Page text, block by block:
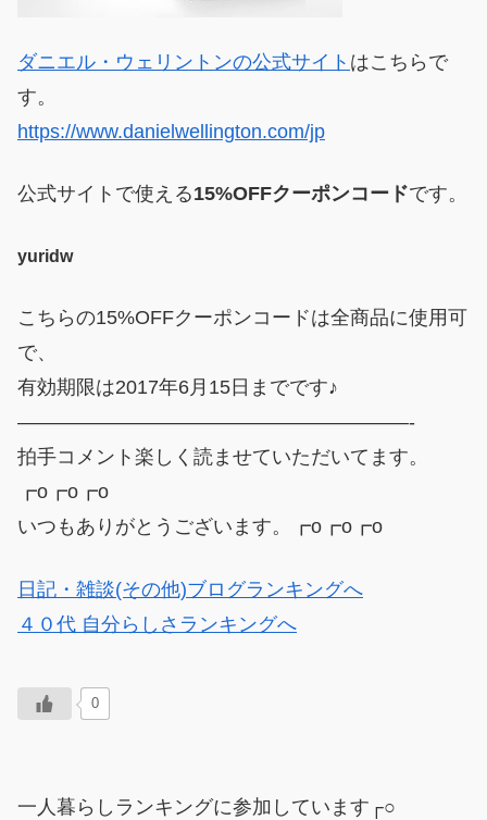
ダニエル・ウェリントンの公式サイト はこちらで
す。
https://www.danielwellington.com/jp
公式サイトで使える15%OFFクーポンコードです。
yuridw
こちらの15%OFFクーポンコードは全商品に使用可
で、
有効期限は2017年6月15日までです♪
————————————————————-
拍手コメント楽しく読ませていただいてます。
┏o┏o┏o
いつもありがとうございます。┏o┏o┏o
日記・雑談(その他)ブログランキングへ
４０代 自分らしさランキングへ
0
一人暮らしランキングに参加しています┌○